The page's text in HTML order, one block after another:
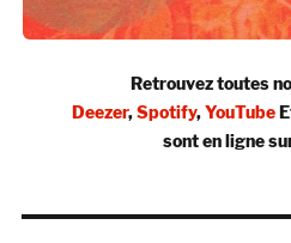
Retrouvez toutes
Deezer,Spotify,YouTube
sont en ligne